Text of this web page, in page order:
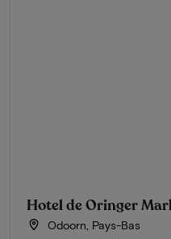
Hotel de Oringer
Odoorn, Pays-Bas